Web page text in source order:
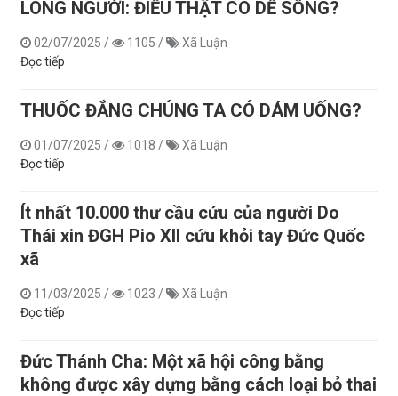
LÒNG NGƯỜI: ĐIỀU THẬT CÓ DỄ SỐNG?
02/07/2025 / 1105 /
Xã Luận
Đọc tiếp
THUỐC ĐẮNG CHÚNG TA CÓ DÁM UỐNG?
01/07/2025 / 1018 /
Xã Luận
Đọc tiếp
Ít nhất 10.000 thư cầu cứu của người Do
Thái xin ĐGH Pio XII cứu khỏi tay Đức Quốc
xã
11/03/2025 / 1023 /
Xã Luận
Đọc tiếp
Đức Thánh Cha: Một xã hội công bằng
không được xây dựng bằng cách loại bỏ thai